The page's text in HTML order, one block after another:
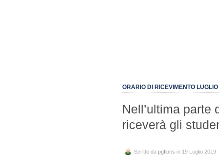
ORARIO DI RICEVIMENTO
Nell’ultima
riceverà gli
Scritto da pgfloris in 19 Luglio 2019